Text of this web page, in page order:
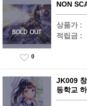
NON
상품가 :
적립금 :
0
JK009
등학교